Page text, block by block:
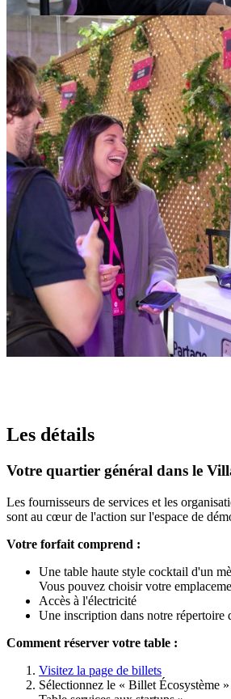
Les détails
Votre quartier général dans le
Les fournisseurs de services et les
sont au cœur de l'action sur l'espace de
Votre forfait comprend :
Une table haute style cocktail d'un
Vous pouvez choisir votre
Accès à l'électricité
Une inscription dans notre répertoire
Comment réserver votre table :
Visitez la page de billets
Sélectionnez le « Billet Écosystème